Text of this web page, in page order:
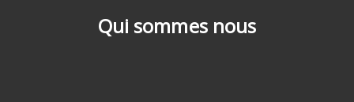
Qui sommes nous